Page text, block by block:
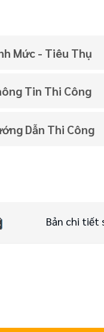
Mức - Tiêu Thụ
Tin Thi Công
Dẫn Thi Công
Bản chi tiết